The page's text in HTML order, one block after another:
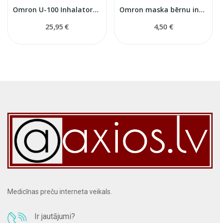
Omron U-100 Inhalatora Adapters AC (NEB-FC-10E)
25,95 €
Omron maska bērnu inhalatoram
4,50 €
Medicīnas preču interneta veikals.
Ir jautājumi?